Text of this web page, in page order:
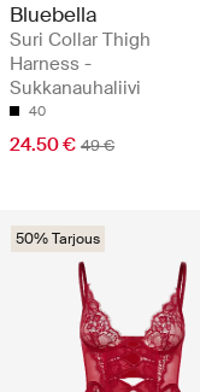
Bluebella
Suri Collar Thigh
Harness -
Sukkanauhaliivi
40
24.50 € 49 €
50% Tarjous